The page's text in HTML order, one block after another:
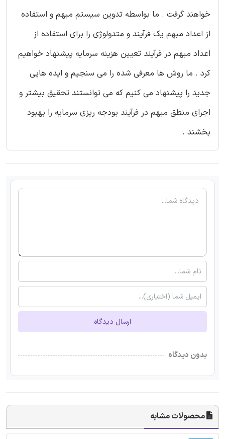
خواهند گرفت . ما بواسطه تدوین سیستم مبهم و استفاده
از اعداد مبهم یک فرآیند و متدولوژی را برای استفاده از
اعداد مبهم در فرآیند تعیین هزینه سرمایه پیشنهاد خواهیم
کرد . ما روش ها معرفی شده را می سنجیم و ایده هایی
جدید را پیشنهاد می کنیم که می توانستند تحقیق بیشتر و
اجرای منطق مبهم در فرآیند بودجه ریزی سرمایه را بهبود
بخشند .
ارسال دیدگاه
بدون دیدگاه
محصولات مشابه